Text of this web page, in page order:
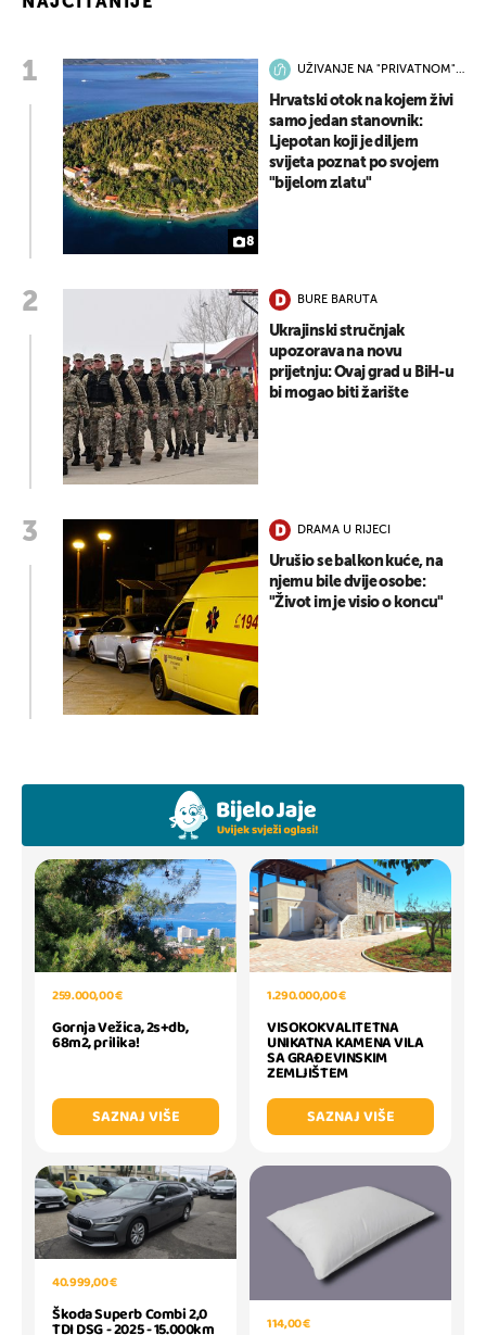
8
UŽIVANJE NA "PRIVATNOM"
Hrvatski otok na kojem živi
samo jedan stanovnik:
Ljepotan koji je diljem
svijeta poznat po svojem
"bijelom zlatu"
BURE BARUTA
Ukrajinski stručnjak
upozorava na novu
prijetnju: Ovaj grad u BiH-u
bi mogao biti žarište
DRAMA U RIJECI
Urušio se balkon kuće, na
njemu bile dvije osobe:
"Život im je visio o koncu"
259.000,00 €
Gornja Vežica, 2s+db,
68m2, prilika!
SAZNAJ VIŠE
1.290.000,00 €
VISOKOKVALITETNA
UNIKATNA KAMENA VILA
SA GRAĐEVINSKIM
ZEMLJIŠTEM
SAZNAJ VIŠE
40.999,00 €
Škoda Superb Combi 2,0
TDI DSG - 2025 - 15.000km 114,00 €